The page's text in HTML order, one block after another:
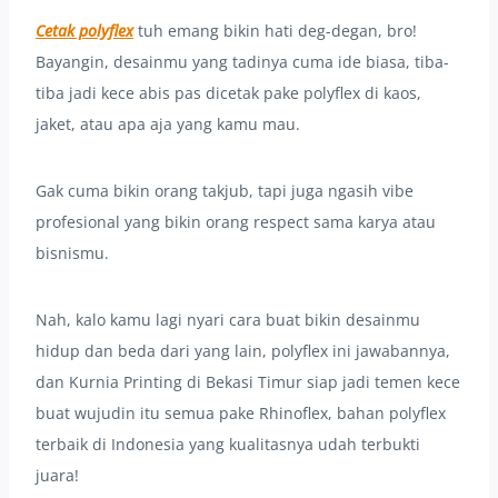
Cetak polyflextuh emang bikin hati deg-degan, bro!
Bayangin, desainmu yang tadinya cuma ide biasa, tiba-
tiba jadi kece abis pas dicetak pake polyflex di kaos,
jaket, atau apa aja yang kamu mau.
Gak cuma bikin orang takjub, tapi juga ngasih vibe
profesional yang bikin orang respect sama karya atau
bisnismu.
Nah, kalo kamu lagi nyari cara buat bikin desainmu
hidup dan beda dari yang lain, polyflex ini jawabannya,
dan Kurnia Printing di Bekasi Timur siap jadi temen kece
buat wujudin itu semua pake Rhinoflex, bahan polyflex
terbaik di Indonesia yang kualitasnya udah terbukti
juara!